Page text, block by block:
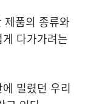
제품의 종류와
다가가려는
밀렸던 우리